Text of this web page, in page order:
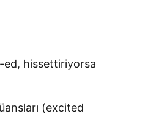
ed, hissettiriyorsa
(excited